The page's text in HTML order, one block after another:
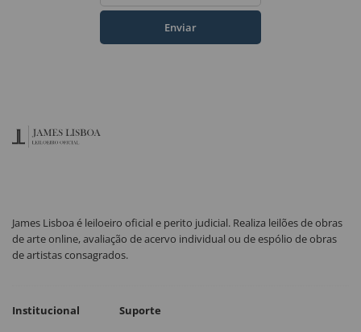
Enviar
James Lisboa é leiloeiro oficial e perito judicial. Realiza leilões de obras
de arte online, avaliação de acervo individual ou de espólio de obras
de artistas consagrados.
Institucional Suporte